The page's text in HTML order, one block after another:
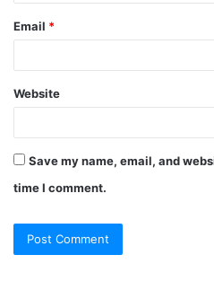
Email *
Website
Save my name, email, and
time I comment.